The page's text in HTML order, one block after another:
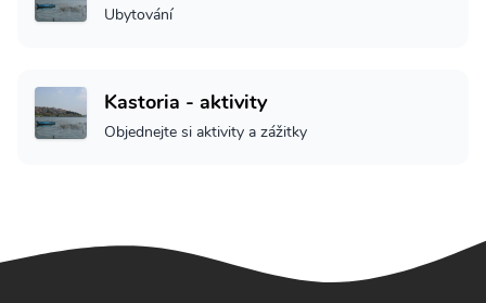
Ubytování
Kastoria - aktivity
Objednejte si aktivity a zážitky